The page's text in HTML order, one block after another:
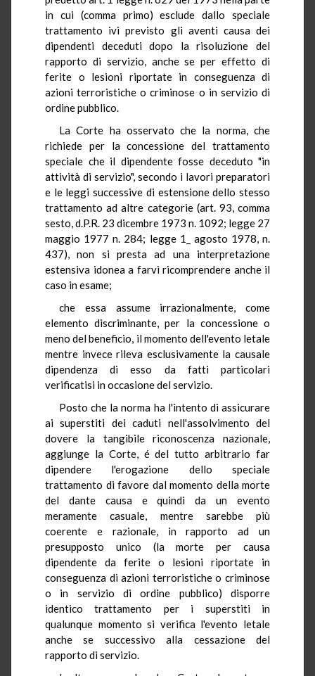
in cui (comma primo) esclude dallo speciale
trattamento ivi previsto gli aventi causa dei
dipendenti deceduti dopo la risoluzione del
rapporto di servizio, anche se per effetto di
ferite o lesioni riportate in conseguenza di
azioni terroristiche o criminose o in servizio di
ordine pubblico.
La Corte ha osservato che la norma, che
richiede per la concessione del trattamento
speciale che il dipendente fosse deceduto "in
attività di servizio", secondo i lavori preparatori
e le leggi successive di estensione dello stesso
trattamento ad altre categorie (art. 93, comma
sesto, d.P.R. 23 dicembre 1973 n. 1092; legge 27
maggio 1977 n. 284; legge 1_ agosto 1978, n.
437), non si presta ad una interpretazione
estensiva idonea a farvi ricomprendere anche il
caso in esame;
che essa assume irrazionalmente, come
elemento discriminante, per la concessione o
meno del beneficio, il momento dell'evento letale
mentre invece rileva esclusivamente la causale
dipendenza di esso da fatti particolari
verificatisi in occasione del servizio.
Posto che la norma ha l'intento di assicurare
ai superstiti dei caduti nell'assolvimento del
dovere la tangibile riconoscenza nazionale,
aggiunge la Corte, é del tutto arbitrario far
dipendere l'erogazione dello speciale
trattamento di favore dal momento della morte
del dante causa e quindi da un evento
meramente casuale, mentre sarebbe più
coerente e razionale, in rapporto ad un
presupposto unico (la morte per causa
dipendente da ferite o lesioni riportate in
conseguenza di azioni terroristiche o criminose
o in servizio di ordine pubblico) disporre
identico trattamento per i superstiti in
qualunque momento si verifica l'evento letale
anche se successivo alla cessazione del
rapporto di servizio.